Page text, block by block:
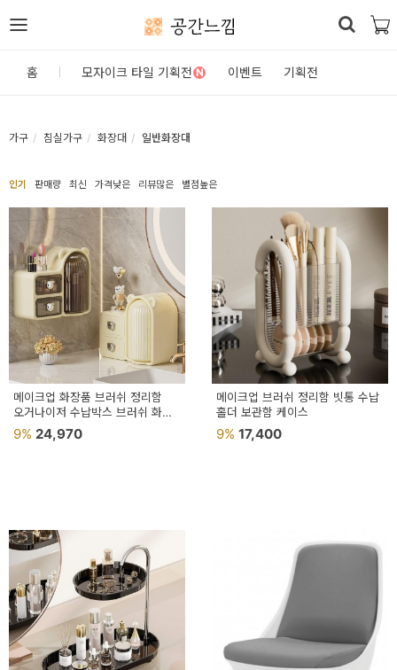
공간느낌
카
테
고
DIY
자
재/
용
품
침
구
인
테
리
홈 모자이크 타일 기획전 N 이벤트 기획전
가구 침실가구 화장대 일반화장대
인기 판매량 최신 가격낮은 리뷰많은 별점높은
메이크업 화장품 브러쉬 정리함
오거나이저 수납박스 브러쉬 화장
용품 책상
9% 24,970
메이크업 브러쉬 정리함 빗통 수납
홀더 보관함 케이스
9% 17,400